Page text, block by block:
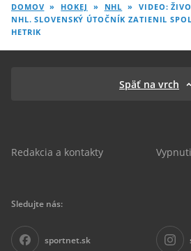
DOMOV » HOKEJ » NHL »
VIDEO:
NHL. SLOVENSKÝ ÚTOČNÍK ZATIENIL
HETRIK
Späť na vrch
Redakcia a kontakty
Sledujte nás:
sportnet.sk